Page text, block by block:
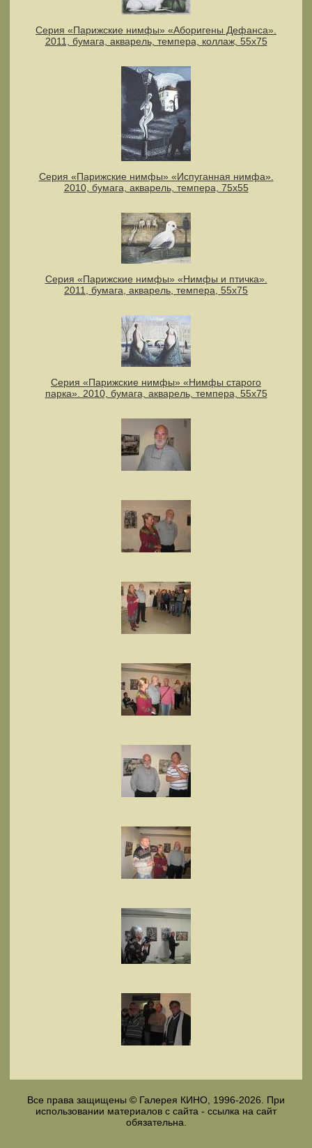
Серия «Парижские нимфы» «Аборигены Дефанса».
2011, бумага, акварель, темпера, коллаж, 55x75
Серия «Парижские нимфы» «Испуганная нимфа».
2010, бумага, акварель, темпера, 75х55
Серия «Парижские нимфы» «Нимфы и птичка».
2011, бумага, акварель, темпера, 55x75
Серия «Парижские нимфы» «Нимфы старого
парка». 2010, бумага, акварель, темпера, 55x75
Все права защищены © Галерея КИНО, 1996-2026. При
использовании материалов с сайта - ссылка на сайт
обязательна.